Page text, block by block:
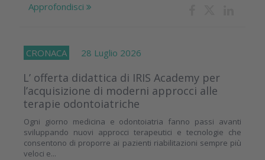
Approfondisci
CRONACA 28 Luglio 2026
L’ offerta didattica di IRIS Academy per
l’acquisizione di moderni approcci alle
terapie odontoiatriche
Ogni giorno medicina e odontoiatria fanno passi avanti
sviluppando nuovi approcci terapeutici e tecnologie che
consentono di proporre ai pazienti riabilitazioni sempre più
veloci e...